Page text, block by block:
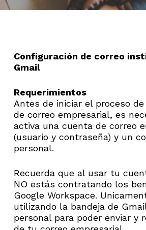
Configuración de correo
Gmail
Requerimientos
Antes de iniciar el proceso
de correo empresarial, es
activa una cuenta de correo
(usuario y contraseña) y un
personal.
Recuerda que al usar tu
NO estás contratando los
Google Workspace.
utilizando la bandeja de
personal para poder enviar y